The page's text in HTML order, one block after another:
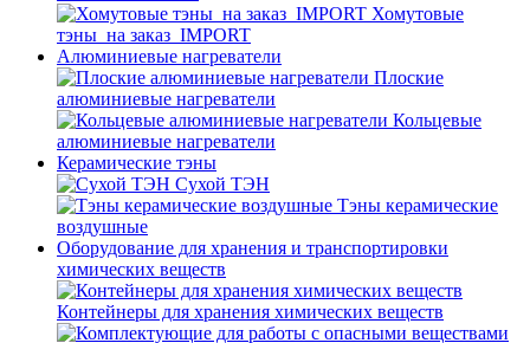
Хомутовые
тэны_на заказ_IMPORT
Алюминиевые нагреватели
Плоские
алюминиевые нагреватели
Кольцевые
алюминиевые нагреватели
Керамические тэны
Сухой ТЭН
Тэны керамические
воздушные
Оборудование для хранения и транспортировки
химических веществ
Контейнеры для хранения химических веществ